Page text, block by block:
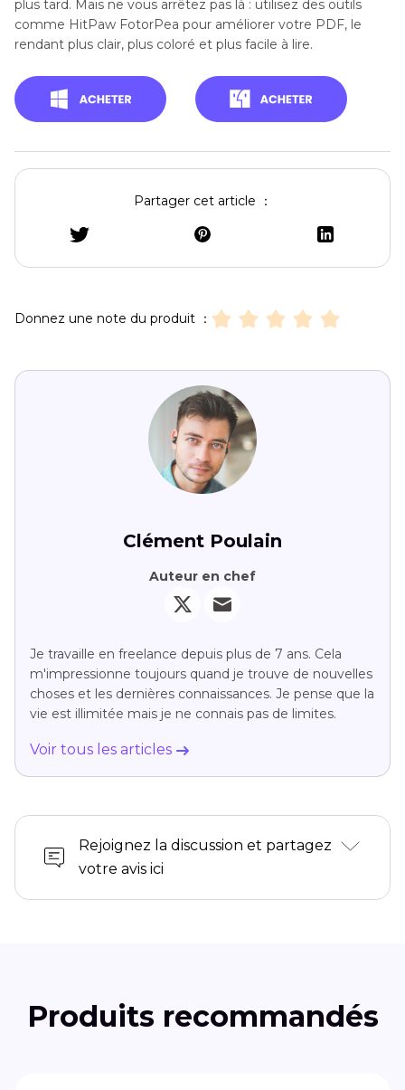
plus tard. Mais ne vous arrêtez pas là : utilisez des outils
comme HitPaw FotorPea pour améliorer votre PDF, le
rendant plus clair, plus coloré et plus facile à lire.
Partager cet article ：
Donnez une note du produit ：
Clément Poulain
Auteur en chef
Je travaille en freelance depuis plus de 7 ans. Cela
m'impressionne toujours quand je trouve de nouvelles
choses et les dernières connaissances. Je pense que la
vie est illimitée mais je ne connais pas de limites.
Voir tous les articles
Rejoignez la discussion et partagez
votre avis ici
Produits recommandés